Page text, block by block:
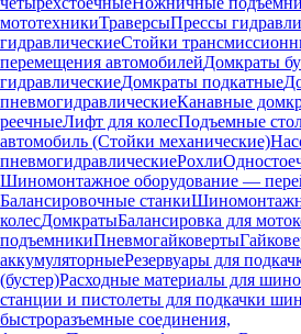
мототехникиТраверсыПрессы
гидравлическиеСтойки
перемещения автомобилейДомкраты
гидравлическиеДомкраты подкатные
пневмогидравлическиеКанавные
реечныеЛифт для колесПодъемные
автомобиль (Стойки механические)
пневмогидравлическиеРохли
Шиномонтажное оборудование —
Балансировочные станки
колесДомкратыБалансировка для
подъемникиПневмогайковерты
аккумуляторныеРезервуары для
(бустер)Расходные материалы для
станции и пистолеты для подкачки шин
быстроразъемные соединения,